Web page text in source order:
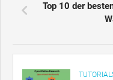
Top 10 der